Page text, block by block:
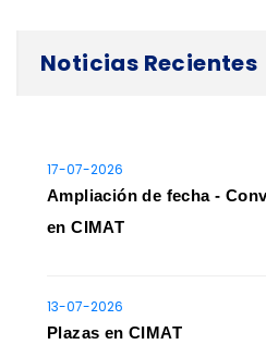
Noticias Recientes
17-07-2026
Ampliación de fecha -
en CIMAT
13-07-2026
Plazas en CIMAT